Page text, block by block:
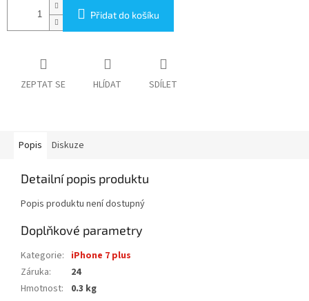
Přidat do košíku
ZEPTAT SE HLÍDAT SDÍLET
Popis Diskuze
Detailní popis produktu
Popis produktu není dostupný
Doplňkové parametry
Kategorie: iPhone 7 plus
Záruka:
24
Hmotnost: 0.3 kg